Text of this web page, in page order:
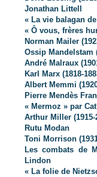
Jonathan Littell
« La vie balagan
« Ô vous, frères
Norman Mailer
Ossip Mandelstam
André Malraux
Karl Marx (1818-
Albert Memmi
Pierre Mendès
« Mermoz » par
Arthur Miller (1915-
Rutu Modan
Toni Morrison
Les combats de
Lindon
« La folie de